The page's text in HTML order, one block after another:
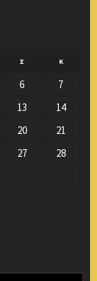
Σ Κ
6
7
13
14
20
21
27
28